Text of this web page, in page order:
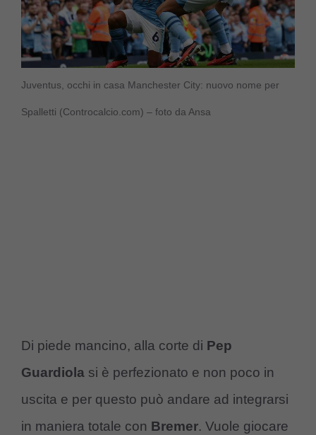
Juventus, occhi in casa Manchester City: nuovo nome per
Spalletti (Controcalcio.com) – foto da Ansa
Di piede mancino, alla corte di Pep
Guardiola si è perfezionato e non poco in
uscita e per questo può andare ad integrarsi
in maniera totale con Bremer. Vuole giocare